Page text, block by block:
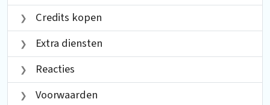
Credits kopen
Extra diensten
Reacties
Voorwaarden